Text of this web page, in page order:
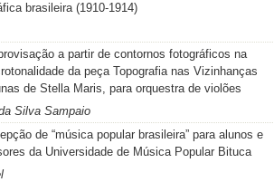
brasileira (1910-1914)
a partir de contornos fotográficos na
da peça Topografia nas Vizinhanças
de Stella Maris, para orquestra de violões
Silva Sampaio
de “música popular brasileira” para alunos e
da Universidade de Música Popular Bituca